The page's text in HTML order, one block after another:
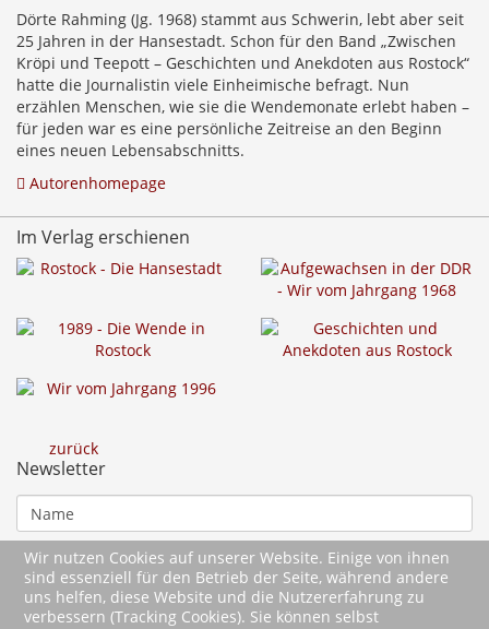
Dörte Rahming (Jg. 1968) stammt aus Schwerin, lebt aber seit
25 Jahren in der Hansestadt. Schon für den Band „Zwischen
Kröpi und Teepott – Geschichten und Anekdoten aus Rostock“
hatte die Journalistin viele Einheimische befragt. Nun
erzählen Menschen, wie sie die Wendemonate erlebt haben –
für jeden war es eine persönliche Zeitreise an den Beginn
eines neuen Lebensabschnitts.
Autorenhomepage
Im Verlag erschienen
zurück
Newsletter
Wir nutzen Cookies auf unserer Website. Einige von ihnen
sind essenziell für den Betrieb der Seite, während andere
uns helfen, diese Website und die Nutzererfahrung zu
verbessern (Tracking Cookies). Sie können selbst